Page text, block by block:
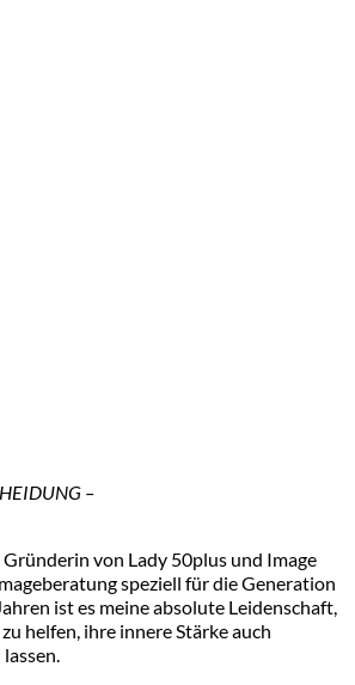
–
von Lady 50plus und Image
speziell für die Generation
ist es meine absolute Leidenschaft,
helfen, ihre innere Stärke auch